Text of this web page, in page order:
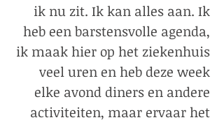
ik nu zit. Ik kan alles aan. Ik
heb een barstensvolle agenda,
ik maak hier op het ziekenhuis
veel uren en heb deze week
elke avond diners en andere
activiteiten, maar ervaar het